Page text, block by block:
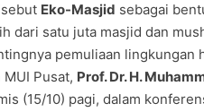
Eko-Masjid sebagai
dari satu juta masjid dan
pemuliaan lingkungan
Pusat, Prof. Dr. H.
(15/10) pagi, dalam